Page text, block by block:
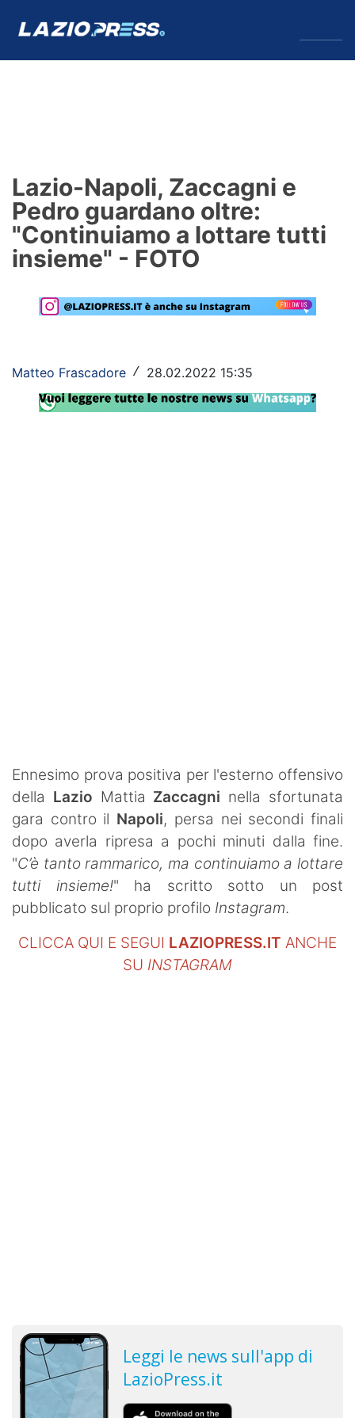
Formello
Infortuni
Primavera
Calciomercato
Rassegna Lazio
Social
Lazio-Napoli, Zaccagni e
Pedro guardano oltre:
"Continuiamo a lottare tutti
insieme" - FOTO
Matteo Frascadore / 28.02.2022 15:35
Ennesimo prova positiva per l'esterno offensivo
della Lazio Mattia Zaccagni nella sfortunata
gara contro il Napoli, persa nei secondi finali
dopo averla ripresa a pochi minuti dalla fine.
"C’è tanto rammarico, ma continuiamo a lottare
tutti insieme!" ha scritto sotto un post
pubblicato sul proprio profilo Instagram.
CLICCA QUI E SEGUI LAZIOPRESS.IT ANCHE
SU INSTAGRAM